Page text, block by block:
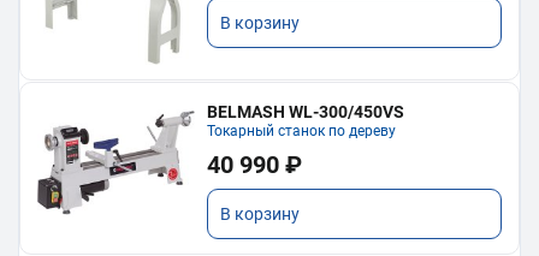
В корзину
BELMASH WL-300/450VS
Токарный станок по дереву
40 990 ₽
В корзину